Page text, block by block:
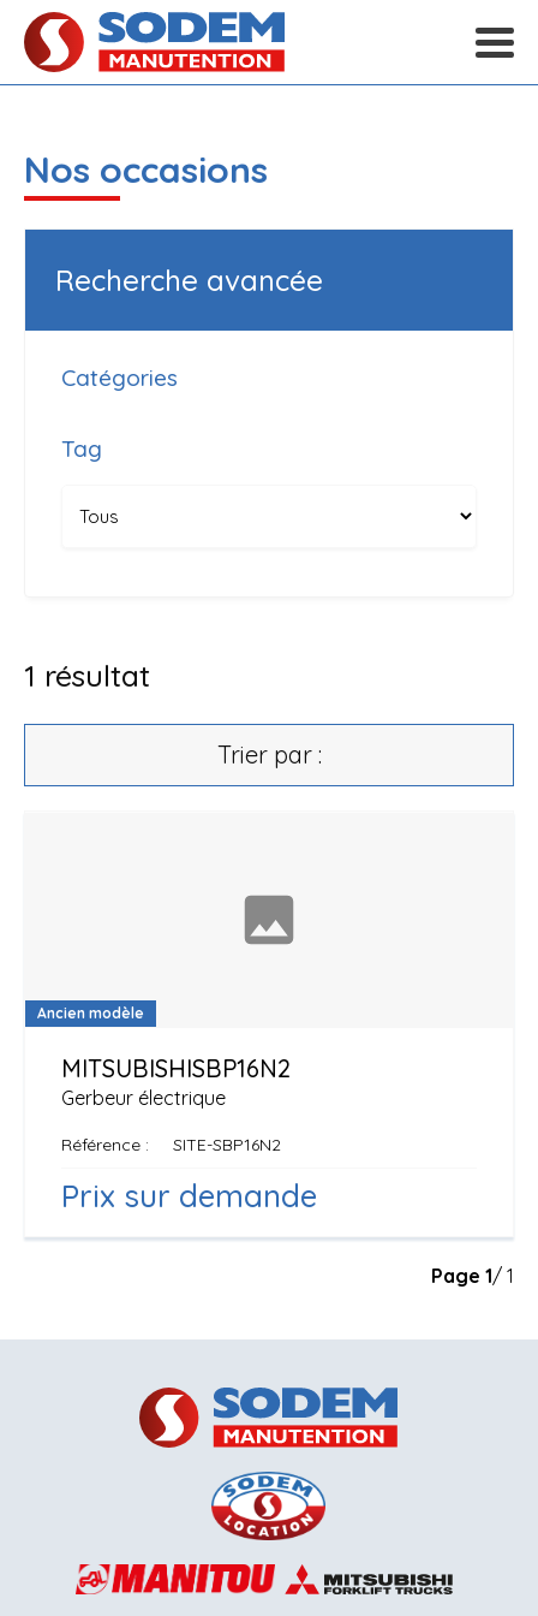
Nos occasions
Recherche avancée
Catégories
Tag
1 résultat
Trier par :
Ancien modèle
Gerbeur électrique
MITSUBISHISBP16N2
Référence SITE-SBP16N2
Prix sur demande
Page 1/ 1